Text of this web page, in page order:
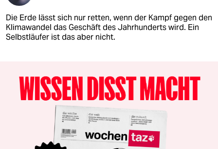
Die Erde lässt sich nur retten, wenn der Kampf gegen den
Klimawandel das Geschäft des Jahrhunderts wird. Ein
Selbstläufer ist das aber nicht.